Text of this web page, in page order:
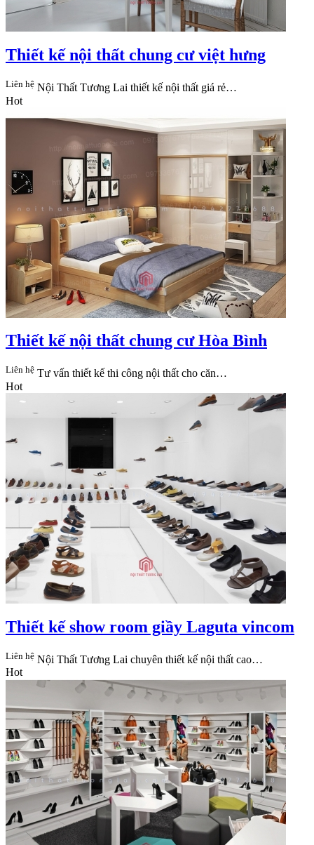
Thiết kế nội thất chung cư việt hưng
Liên hệ Nội Thất Tương Lai​ thiết kế nội thất giá rẻ…
Hot
Thiết kế nội thất chung cư Hòa Bình
Liên hệ Tư vấn thiết kế thi công nội thất cho căn…
Hot
Thiết kế show room giầy Laguta vincom
Liên hệ Nội Thất Tương Lai​ chuyên thiết kế nội thất cao…
Hot